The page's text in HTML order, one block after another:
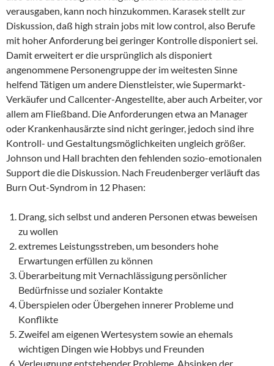
verausgaben, kann noch hinzukommen. Karasek stellt zur
Diskussion, daß high strain jobs mit low control, also Berufe
mit hoher Anforderung bei geringer Kontrolle disponiert sei.
Damit erweitert er die ursprünglich als disponiert
angenommene Personengruppe der im weitesten Sinne
helfend Tätigen um andere Dienstleister, wie Supermarkt-
Verkäufer und Callcenter-Angestellte, aber auch Arbeiter, vor
allem am Fließband. Die Anforderungen etwa an Manager
oder Krankenhausärzte sind nicht geringer, jedoch sind ihre
Kontroll- und Gestaltungsmöglichkeiten ungleich größer.
Johnson und Hall brachten den fehlenden sozio-emotionalen
Support die die Diskussion. Nach Freudenberger verläuft das
Burn Out-Syndrom in 12 Phasen:
Drang, sich selbst und anderen Personen etwas beweisen
zu wollen
extremes Leistungsstreben, um besonders hohe
Erwartungen erfüllen zu können
Überarbeitung mit Vernachlässigung persönlicher
Bedürfnisse und sozialer Kontakte
Überspielen oder Übergehen innerer Probleme und
Konflikte
Zweifel am eigenen Wertesystem sowie an ehemals
wichtigen Dingen wie Hobbys und Freunden
Verleugnung entstehender Probleme, Absinken der